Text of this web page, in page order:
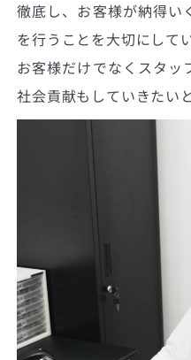
徹底し、お客様が納得い
を行うことを大切にしてい
お客様だけでなくスタッ
社会貢献もしていきたい